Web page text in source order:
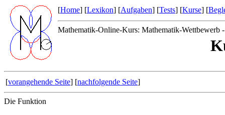
[Home] [Lexikon] [Aufgaben] [Tests] [Kurse] [
Mathematik-Online-Kurs: Mathematik-Wettbewerb
[vorangehende Seite] [nachfolgende Seite]
Die Funktion